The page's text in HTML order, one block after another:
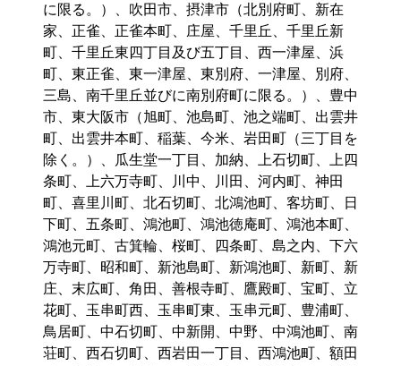
に限る。）、吹田市、摂津市（北別府町、新在
家、正雀、正雀本町、庄屋、千里丘、千里丘新
町、千里丘東四丁目及び五丁目、西一津屋、浜
町、東正雀、東一津屋、東別府、一津屋、別府、
三島、南千里丘並びに南別府町に限る。）、豊中
市、東大阪市（旭町、池島町、池之端町、出雲井
町、出雲井本町、稲葉、今米、岩田町（三丁目を
除く。）、瓜生堂一丁目、加納、上石切町、上四
条町、上六万寺町、川中、川田、河内町、神田
町、喜里川町、北石切町、北鴻池町、客坊町、日
下町、五条町、鴻池町、鴻池徳庵町、鴻池本町、
鴻池元町、古箕輪、桜町、四条町、島之内、下六
万寺町、昭和町、新池島町、新鴻池町、新町、新
庄、末広町、角田、善根寺町、鷹殿町、宝町、立
花町、玉串町西、玉串町東、玉串元町、豊浦町、
鳥居町、中石切町、中新開、中野、中鴻池町、南
荘町、西石切町、西岩田一丁目、西鴻池町、額田